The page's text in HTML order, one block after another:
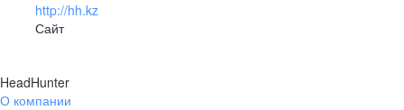
http://hh.kz
Сайт
HeadHunter
О компании